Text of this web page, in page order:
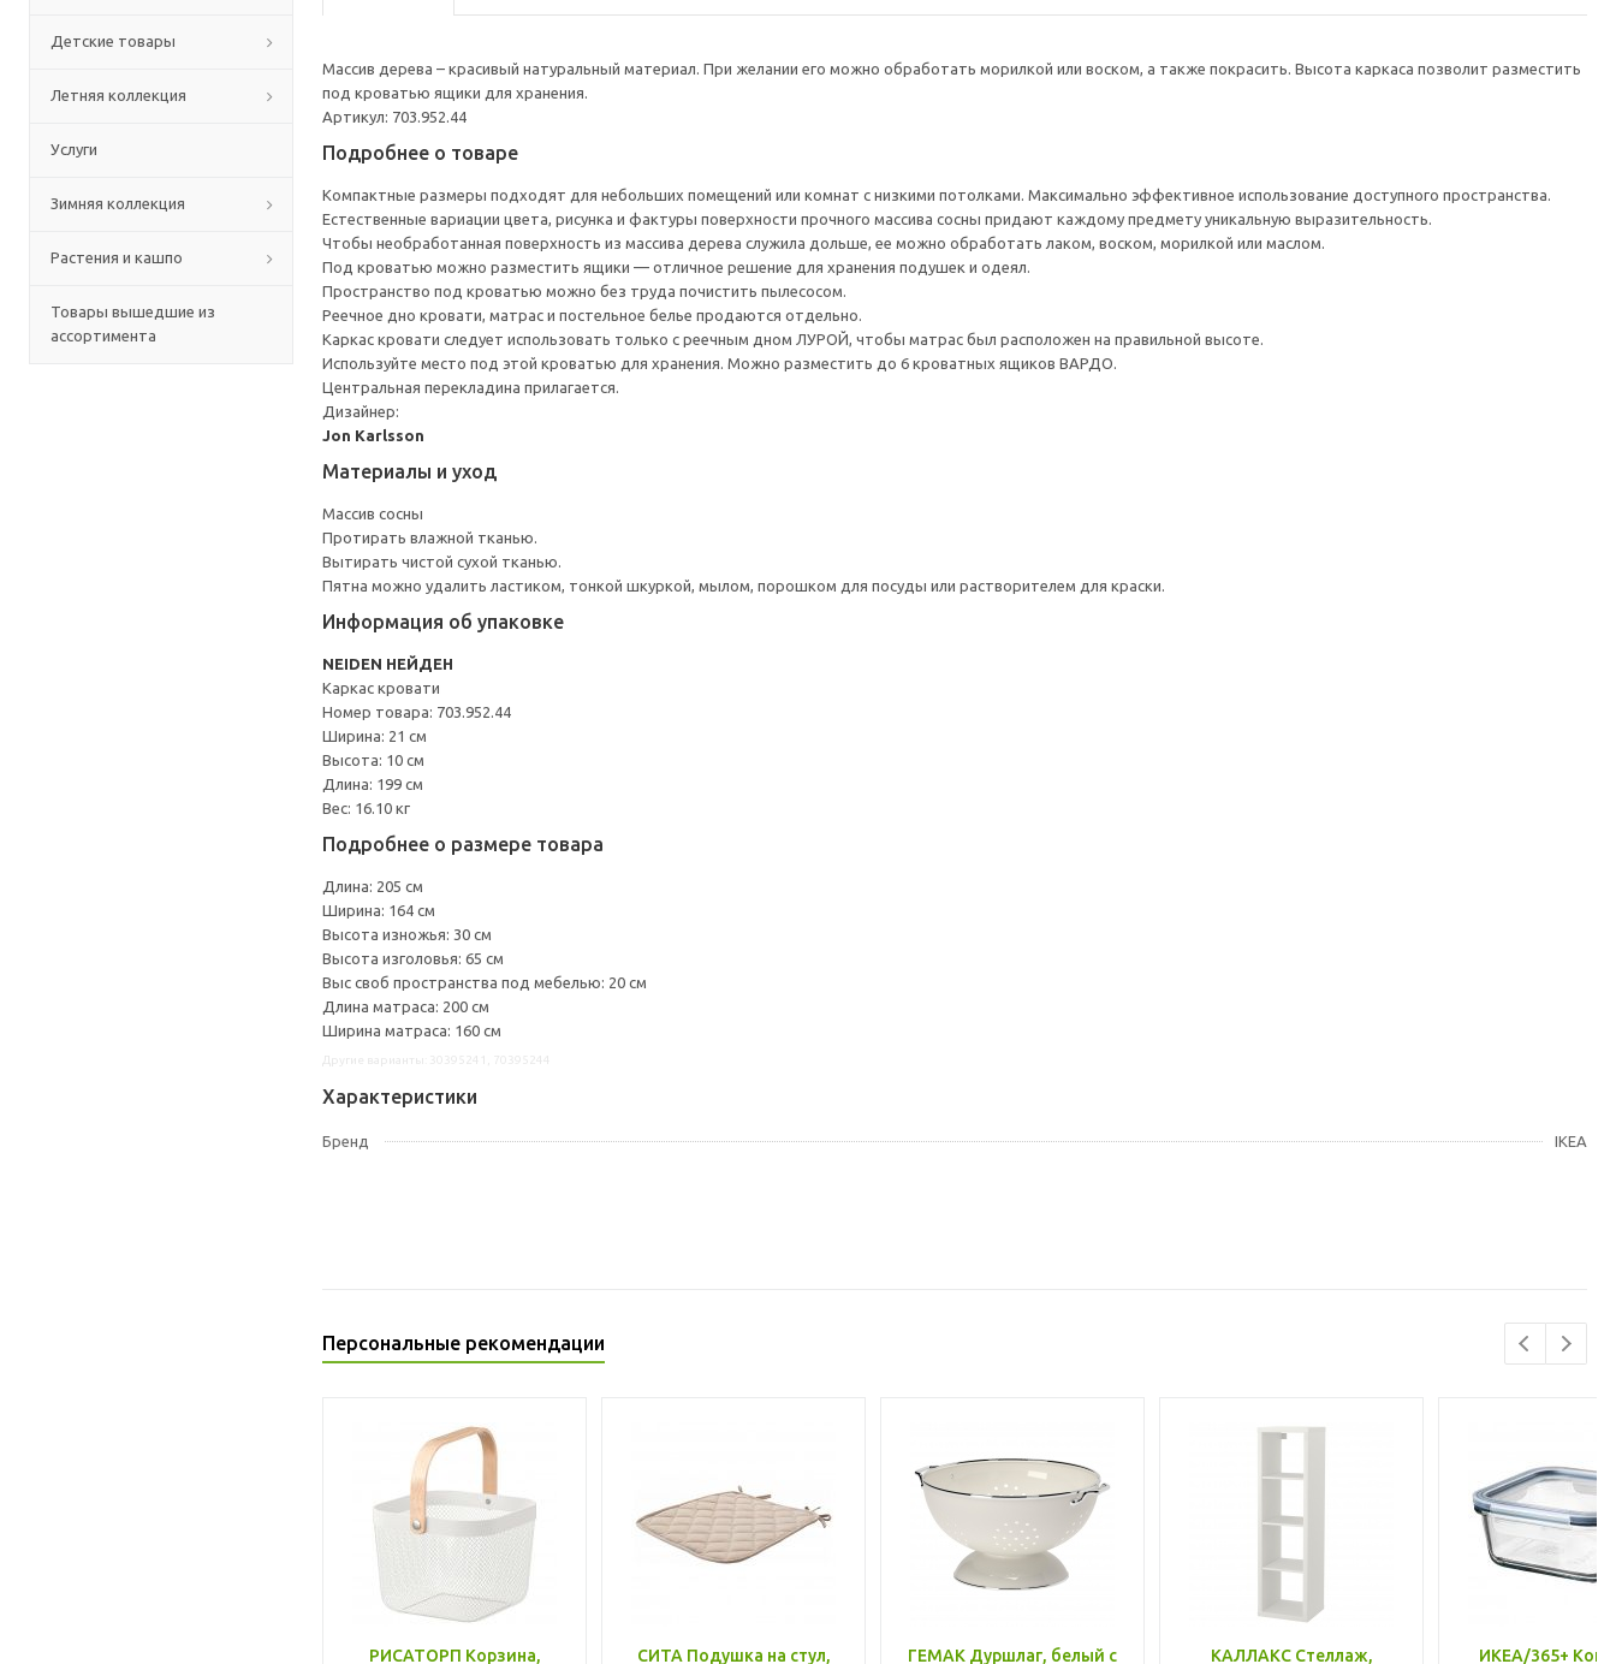
Детские товары
Летняя коллекция
Услуги
Зимняя коллекция
Растения и кашпо
Товары вышедшие из
ассортимента
Массив дерева – красивый натуральный материал. При желании его можно обработать морилкой или воском, а также покрасить. Высота каркаса позволит разместить
под кроватью ящики для хранения.
Артикул: 703.952.44
Подробнее о товаре
Компактные размеры подходят для небольших помещений или комнат с низкими потолками. Максимально эффективное использование доступного пространства.
Естественные вариации цвета, рисунка и фактуры поверхности прочного массива сосны придают каждому предмету уникальную выразительность.
Чтобы необработанная поверхность из массива дерева служила дольше, ее можно обработать лаком, воском, морилкой или маслом.
Под кроватью можно разместить ящики — отличное решение для хранения подушек и одеял.
Пространство под кроватью можно без труда почистить пылесосом.
Реечное дно кровати, матрас и постельное белье продаются отдельно.
Каркас кровати следует использовать только с реечным дном ЛУРОЙ, чтобы матрас был расположен на правильной высоте.
Используйте место под этой кроватью для хранения. Можно разместить до 6 кроватных ящиков ВАРДО.
Центральная перекладина прилагается.
Дизайнер:
Jon Karlsson
Материалы и уход
Массив сосны
Протирать влажной тканью.
Вытирать чистой сухой тканью.
Пятна можно удалить ластиком, тонкой шкуркой, мылом, порошком для посуды или растворителем для краски.
Информация об упаковке
NEIDEN НЕЙДЕН
Каркас кровати
Номер товара: 703.952.44
Ширина: 21 см
Высота: 10 см
Длина: 199 см
Вес: 16.10 кг
Подробнее о размере товара
Длина: 205 см
Ширина: 164 см
Высота изножья: 30 см
Высота изголовья: 65 см
Выс своб пространства под мебелью: 20 см
Длина матраса: 200 см
Ширина матраса: 160 см
Характеристики
Бренд IKEA
Персональные рекомендации
РИСАТОРП Корзина,
СИТА Подушка на стул,
ГЕМАК Дуршлаг, белый с
КАЛЛАКС Стеллаж,
ИКЕА/365+